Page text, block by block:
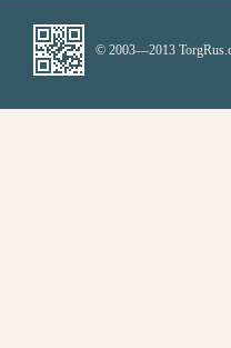
© 2003—2013